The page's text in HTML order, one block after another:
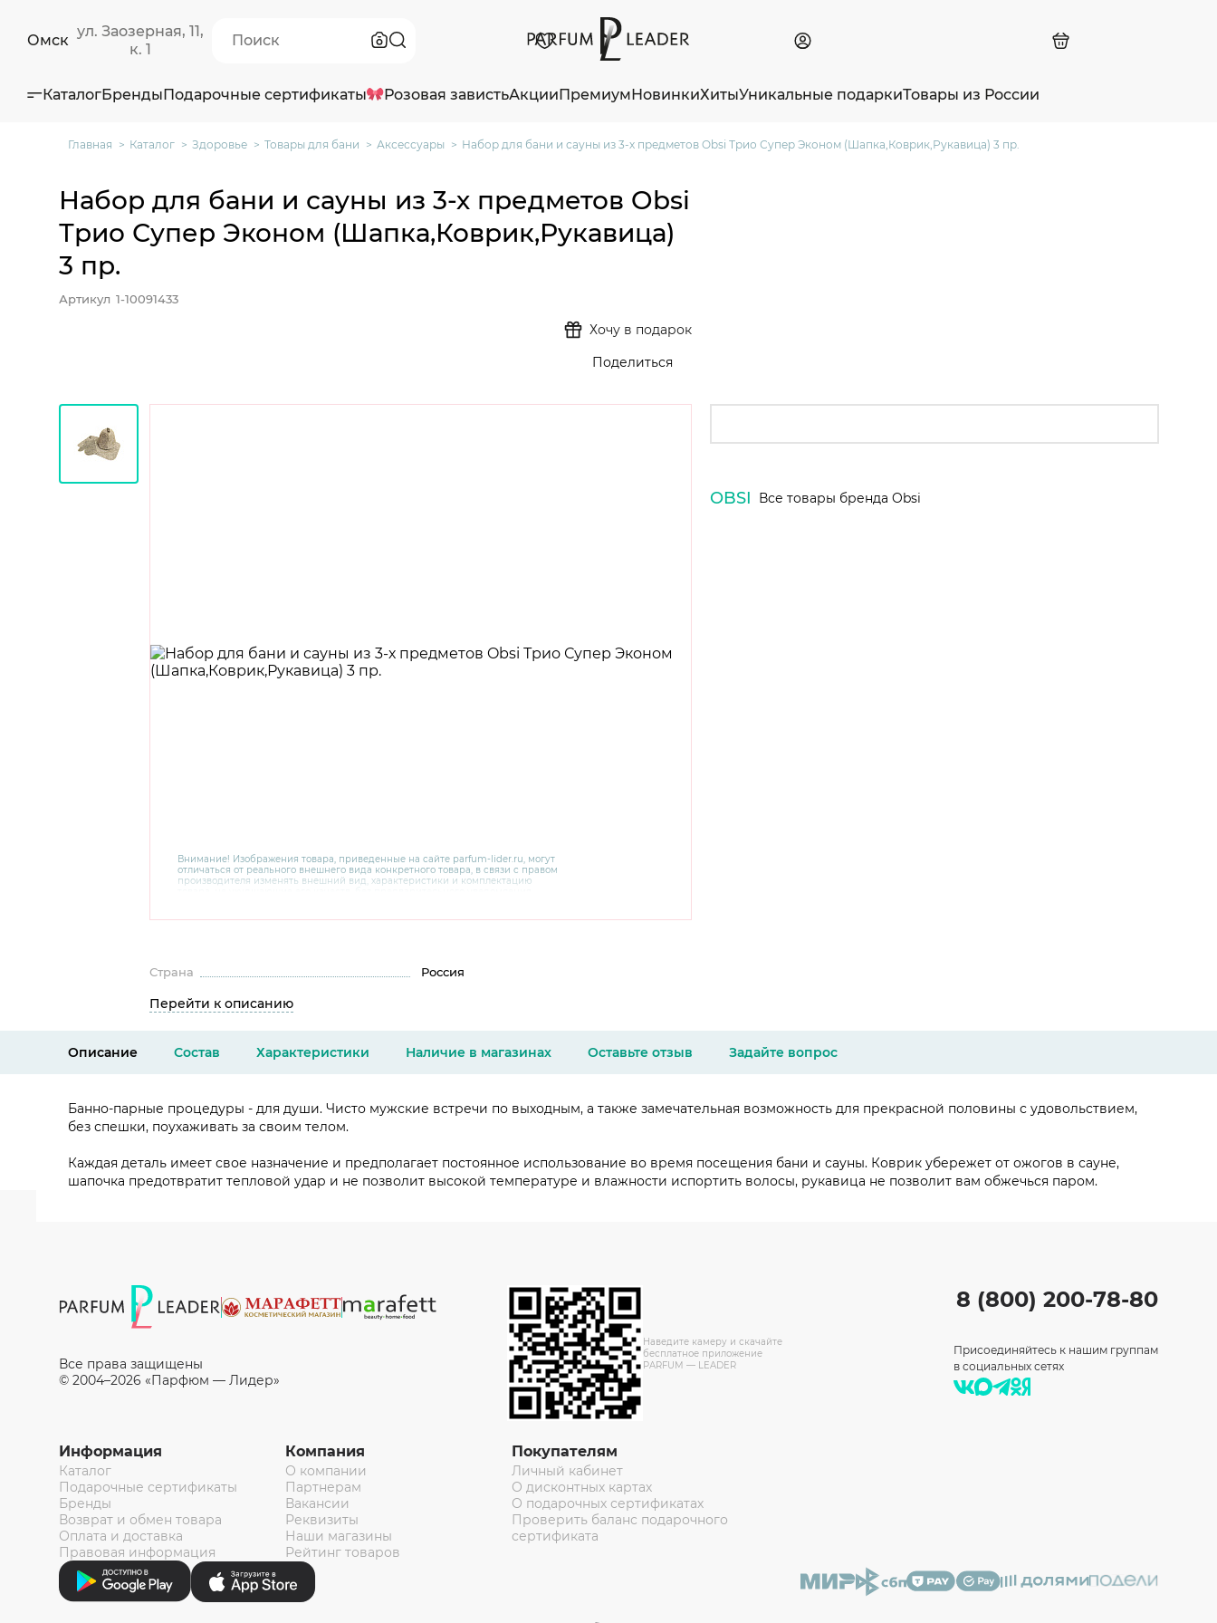
Омск
ул. Заозерная, 11,
к. 1
КаталогБрендыПодарочные сертификаты Розовая завистьАкцииПремиумНовинкиХитыУникальные подаркиТовары из России
Главная Каталог Здоровье Товары для бани Аксессуары Набор для бани и сауны из 3-х предметов Obsi Трио Супер Эконом (Шапка,Коврик,Рукавица) 3 пр.
Внимание! Изображения товара, приведенные на сайте parfum-lider.ru, могут
отличаться от реального внешнего вида конкретного товара, в связи с правом
производителя изменять внешний вид, характеристики и комплектацию
консультантов по номеру 8 800 200 78 80.
Набор для бани и сауны из 3-х предметов Obsi
Трио Супер Эконом (Шапка,Коврик,Рукавица)
3 пр.
Артикул 1-10091433
Хочу в подарок
Поделиться
Страна Россия
Перейти к описанию
OBSI Все товары бренда Obsi
Описание Состав Характеристики Наличие в магазинах Оставьте отзыв Задайте вопрос
Банно-парные процедуры - для души. Чисто мужские встречи по выходным, а также замечательная возможность для прекрасной половины с удовольствием,
без спешки, поухаживать за своим телом.
Каждая деталь имеет свое назначение и предполагает постоянное использование во время посещения бани и сауны. Коврик убережет от ожогов в сауне,
шапочка предотвратит тепловой удар и не позволит высокой температуре и влажности испортить волосы, рукавица не позволит вам обжечься паром.
Все права защищены
© 2004–2026 «Парфюм — Лидер»
Наведите камеру и скачайте
бесплатное приложение
PARFUM — LEADER
Информация
Каталог
Подарочные сертификаты
Бренды
Возврат и обмен товара
Оплата и доставка
Правовая информация
Компания
О компании
Партнерам
Вакансии
Реквизиты
Наши магазины
Рейтинг товаров
Покупателям
Личный кабинет
О дисконтных картах
О подарочных сертификатах
Проверить баланс подарочного
сертификата
8 (800) 200-78-80
Присоединяйтесь к нашим группам
в социальных сетях